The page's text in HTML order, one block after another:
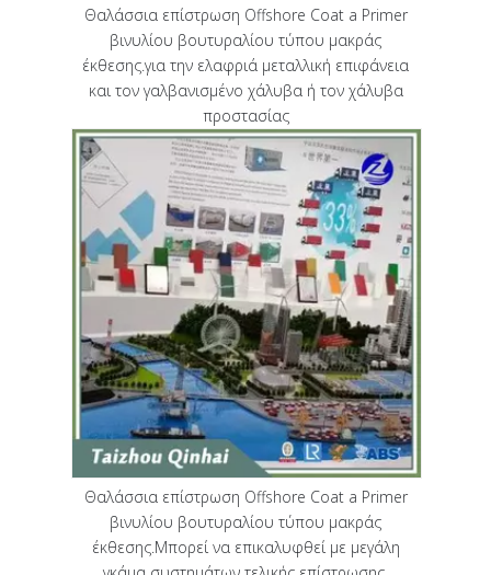
Θαλάσσια επίστρωση Offshore Coat a Primer
βινυλίου βουτυραλίου τύπου μακράς
έκθεσης.για την ελαφριά μεταλλική επιφάνεια
και τον γαλβανισμένο χάλυβα ή τον χάλυβα
προστασίας
Θαλάσσια επίστρωση Offshore Coat a Primer
βινυλίου βουτυραλίου τύπου μακράς
έκθεσης.Μπορεί να επικαλυφθεί με μεγάλη